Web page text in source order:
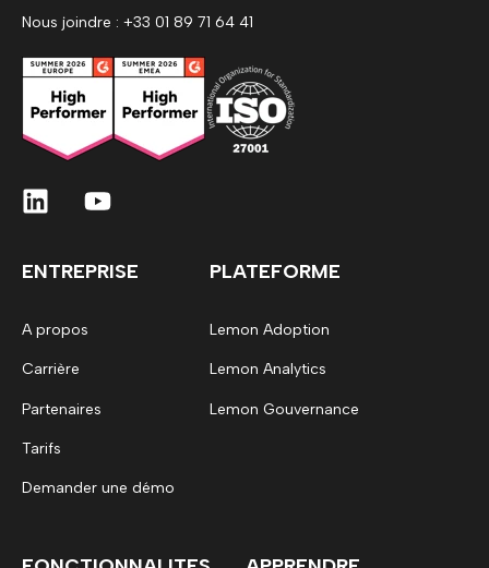
Nous joindre : +33 01 89 71 64 41
ENTREPRISE
A propos
Carrière
Partenaires
Tarifs
Demander une démo
PLATEFORME
Lemon Adoption
Lemon Analytics
Lemon Gouvernance